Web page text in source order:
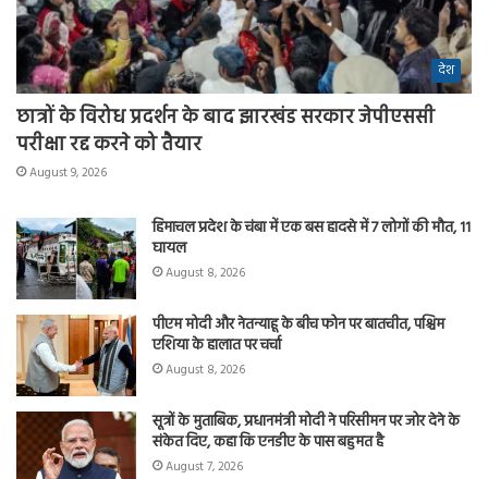
देश
छात्रों के विरोध प्रदर्शन के बाद झारखंड सरकार जेपीएससी
परीक्षा रद्द करने को तैयार
August 9, 2026
हिमाचल प्रदेश के चंबा में एक बस हादसे में 7 लोगों की मौत, 11
घायल
August 8, 2026
पीएम मोदी और नेतन्याहू के बीच फोन पर बातचीत, पश्चिम
एशिया के हालात पर चर्चा
August 8, 2026
सूत्रों के मुताबिक, प्रधानमंत्री मोदी ने परिसीमन पर जोर देने के
संकेत दिए, कहा कि एनडीए के पास बहुमत है
August 7, 2026